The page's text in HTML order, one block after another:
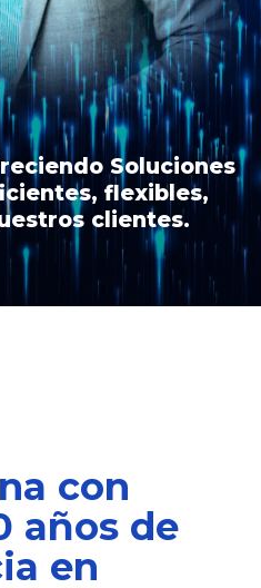
Soluciones
flexibles,
clientes.
con
años de
en